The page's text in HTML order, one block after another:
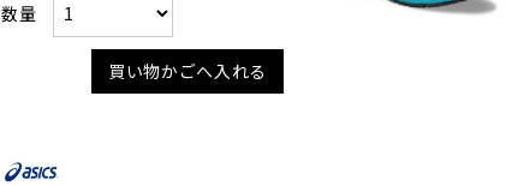
数量
買い物かごへ入れる